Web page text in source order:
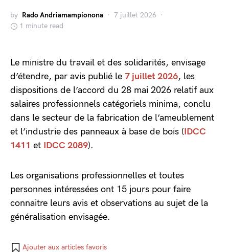
by Rado Andriamampionona
7 juillet 2026
1 minute read
Le ministre du travail et des solidarités, envisage
d’étendre, par avis publié le 7 juillet 2026, les
dispositions de l’accord du 28 mai 2026 relatif aux
salaires professionnels catégoriels minima, conclu
dans le secteur de la fabrication de l’ameublement
et l’industrie des panneaux à base de bois (IDCC
1411 et IDCC 2089).
Les organisations professionnelles et toutes
personnes intéressées ont 15 jours pour faire
connaitre leurs avis et observations au sujet de la
généralisation envisagée.
Ajouter aux articles favoris